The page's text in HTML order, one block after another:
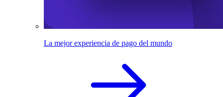
La mejor experiencia de pago del mundo